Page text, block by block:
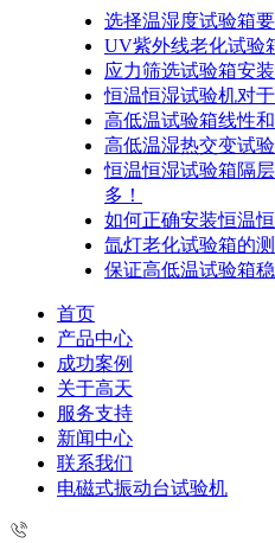
选择温湿度试验箱
UV紫外线老化试验
应力筛选试验箱安
恒温恒湿试验机对
高低温试验箱线性
高低温湿热交变试
恒温恒湿试验箱隔
多！
如何正确安装恒温
氙灯老化试验箱的
保证高低温试验箱
首页
产品中心
成功案例
关于高天
服务支持
新闻中心
联系我们
电磁式振动台试验机